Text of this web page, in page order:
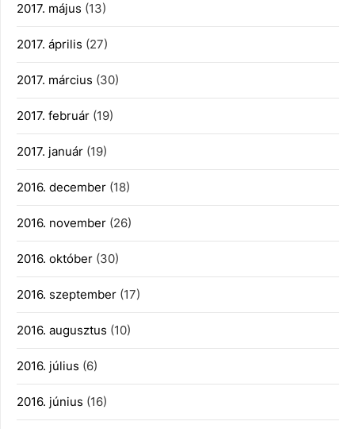
2017. május (13)
2017. április (27)
2017. március (30)
2017. február (19)
2017. január (19)
2016. december (18)
2016. november (26)
2016. október (30)
2016. szeptember (17)
2016. augusztus (10)
2016. július (6)
2016. június (16)